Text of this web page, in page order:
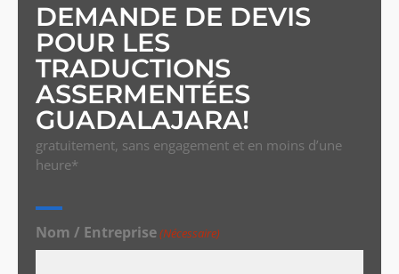
DEMANDE DE DEVIS
POUR LES
TRADUCTIONS
ASSERMENTÉES
GUADALAJARA!
gratuitement, sans engagement et en moins d’une
heure*
Nom / Entreprise(Nécessaire)